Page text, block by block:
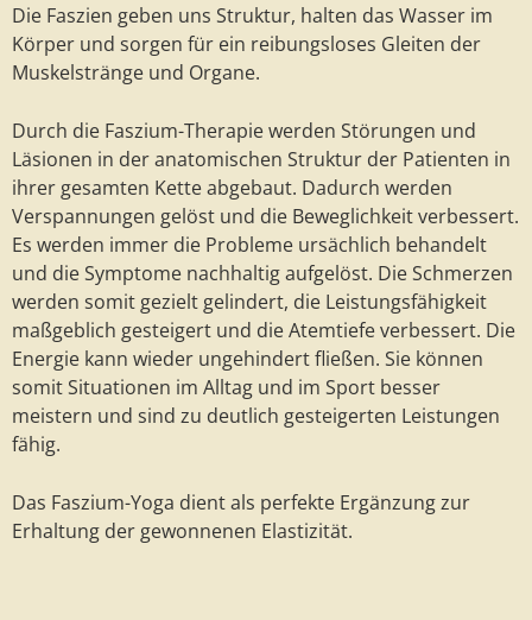
Die Faszien geben uns Struktur, halten das Wasser im
Körper und sorgen für ein reibungsloses Gleiten der
Muskelstränge und Organe.
Durch die Faszium-Therapie werden Störungen und
Läsionen in der anatomischen Struktur der Patienten in
ihrer gesamten Kette abgebaut. Dadurch werden
Verspannungen gelöst und die Beweglichkeit verbessert.
Es werden immer die Probleme ursächlich behandelt
und die Symptome nachhaltig aufgelöst. Die Schmerzen
werden somit gezielt gelindert, die Leistungsfähigkeit
maßgeblich gesteigert und die Atemtiefe verbessert. Die
Energie kann wieder ungehindert fließen. Sie können
somit Situationen im Alltag und im Sport besser
meistern und sind zu deutlich gesteigerten Leistungen
fähig.
Das Faszium-Yoga dient als perfekte Ergänzung zur
Erhaltung der gewonnenen Elastizität.